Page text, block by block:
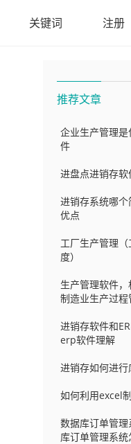
关键词 注册
推荐文章
企业生产管理
件
进盘点进销存
进销存系统哪
优点
工厂生产管理
度）
生产管理软件，
制造业生产过
进销存软件和
erp软件理解
进销存如何进行
如何利用excel
数据库订单管
库订单管理系统